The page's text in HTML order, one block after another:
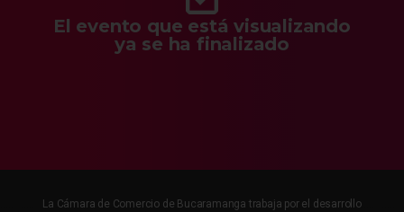
El evento que está visualizando
ya se ha finalizado
La Cámara de Comercio de Bucaramanga trabaja por el desarrollo